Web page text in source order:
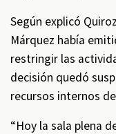
Según explicó
Márquez había
restringir las
decisión quedó
recursos internos
“Hoy la sala plena